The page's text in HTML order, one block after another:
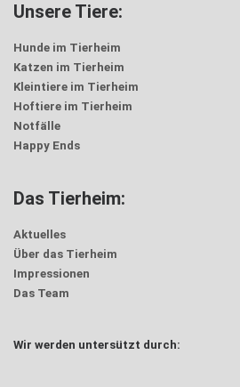
Unsere Tiere:
Hunde im Tierheim
Katzen im Tierheim
Kleintiere im Tierheim
Hoftiere im Tierheim
Notfälle
Happy Ends
Das Tierheim:
Aktuelles
Über das Tierheim
Impressionen
Das Team
Wir werden untersützt durch: